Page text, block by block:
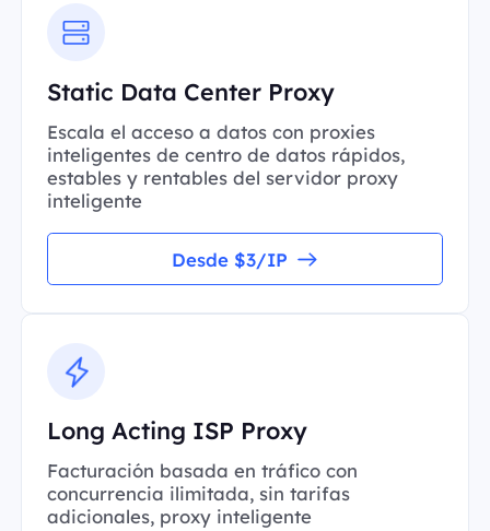
Static Data Center Proxy
Escala el acceso a datos con proxies
inteligentes de centro de datos rápidos,
estables y rentables del servidor proxy
inteligente
Desde $3/IP
Long Acting ISP Proxy
Facturación basada en tráfico con
concurrencia ilimitada, sin tarifas
adicionales, proxy inteligente